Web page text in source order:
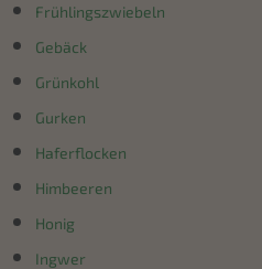
Frühlingszwiebeln
Gebäck
Grünkohl
Gurken
Haferflocken
Himbeeren
Honig
Ingwer